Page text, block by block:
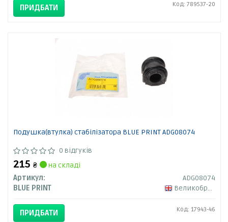
ПРИДБАТИ Код: 789537-20
Подушка(втулка) стабілізатора BLUE PRINT ADG08074
0 відгуків
215 ₴
на складі
Артикул:
ADG08074
BLUE PRINT
Великобританія
ПРИДБАТИ Код: 17943-46